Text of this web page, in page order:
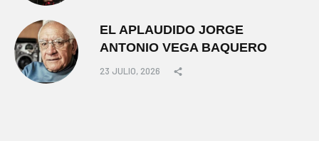
EL APLAUDIDO JORGE
ANTONIO VEGA BAQUERO
23 JULIO, 2026